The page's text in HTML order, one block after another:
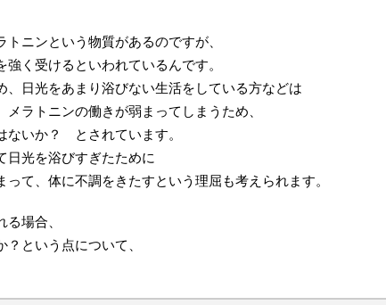
ニンという物質があるのですが、
く受けるといわれているんです。
、日光をあまり浴びない生活をしている方などは
ラトニンの働きが弱まってしまうため、
ないか？ とされています。
日光を浴びすぎたために
って、体に不調をきたすという理屈も考えられます。
場合、
という点について、